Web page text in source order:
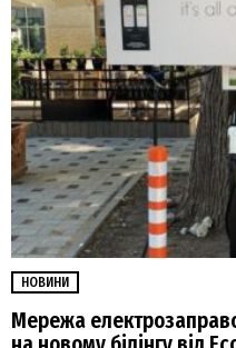
НОВИНИ
Мережа